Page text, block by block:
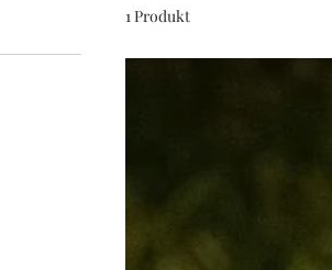
1 Produkt